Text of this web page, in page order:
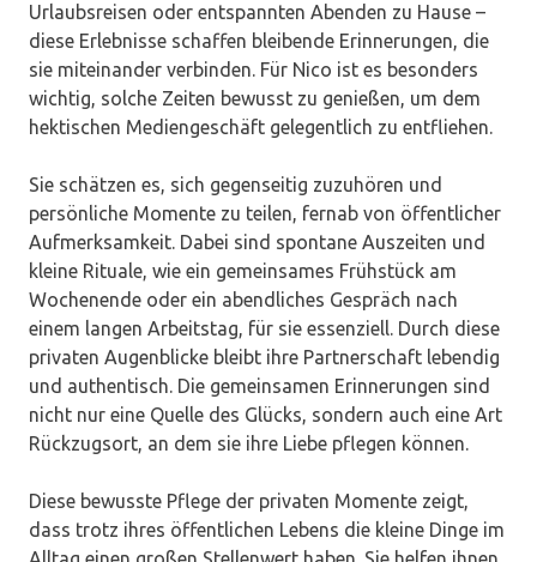
Urlaubsreisen oder entspannten Abenden zu Hause –
diese Erlebnisse schaffen bleibende Erinnerungen, die
sie miteinander verbinden. Für Nico ist es besonders
wichtig, solche Zeiten bewusst zu genießen, um dem
hektischen Mediengeschäft gelegentlich zu entfliehen.
Sie schätzen es, sich gegenseitig zuzuhören und
persönliche Momente zu teilen, fernab von öffentlicher
Aufmerksamkeit. Dabei sind spontane Auszeiten und
kleine Rituale, wie ein gemeinsames Frühstück am
Wochenende oder ein abendliches Gespräch nach
einem langen Arbeitstag, für sie essenziell. Durch diese
privaten Augenblicke bleibt ihre Partnerschaft lebendig
und authentisch. Die gemeinsamen Erinnerungen sind
nicht nur eine Quelle des Glücks, sondern auch eine Art
Rückzugsort, an dem sie ihre Liebe pflegen können.
Diese bewusste Pflege der privaten Momente zeigt,
dass trotz ihres öffentlichen Lebens die kleine Dinge im